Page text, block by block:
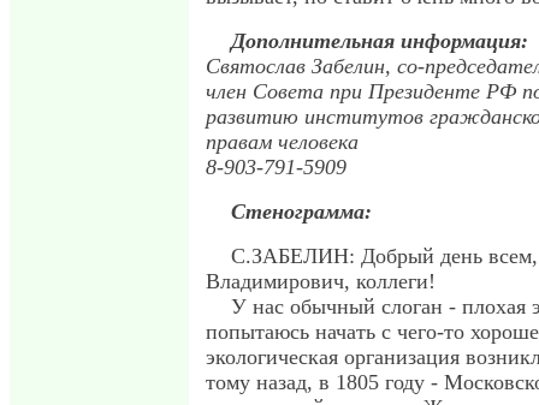
Дополнительная информация:
Святослав Забелин, со-
член Совета при Президенте РФ
развитию институтов
правам человека
8-903-791-5909
Стенограмма:
С.ЗАБЕЛИН: Добрый день
Владимирович, коллеги!
У нас обычный слоган - плохая
попытаюсь начать с чего-то
экологическая организация
тому назад, в 1805 году -